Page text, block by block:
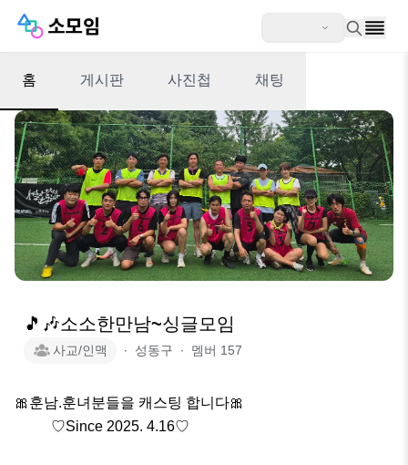
홈 게시판 사진첩 채팅
🎵🎶소소한만남~싱글모임
사교/인맥 ∙ 성동구 ∙ 멤버 157
🎀훈남.훈녀분들을 캐스팅 합니다🎀